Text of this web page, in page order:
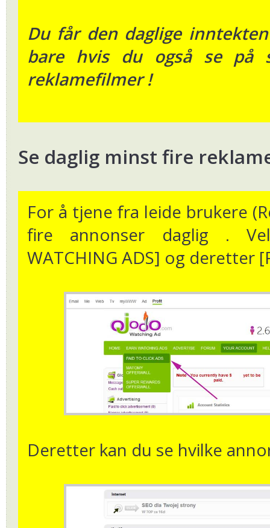
Du får den daglige
bare hvis du også se på
reklamefilmer !
Se daglig minst fire
For å tjene fra leide brukere
fire annonser daglig .
WATCHING ADS] og deretter
Deretter kan du se hvilke